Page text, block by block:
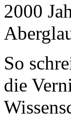
2000
So
die